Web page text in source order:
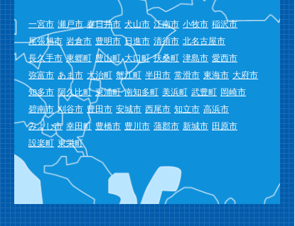
一宮市 瀬戸市 春日井市 犬山市 江南市 小牧市 稲沢市
尾張旭市 岩倉市 豊明市 日進市 清須市 北名古屋市
長久手市 東郷町 豊山町 大口町 扶桑町 津島市 愛西市
弥富市 あま市 大治町 蟹江町 半田市 常滑市 東海市 大府市
知多市 阿久比町 東浦町 南知多町 美浜町 武豊町 岡崎市
碧南市 刈谷市 豊田市 安城市 西尾市 知立市 高浜市
みよし市 幸田町 豊橋市 豊川市 蒲郡市 新城市 田原市
設楽町 東栄町